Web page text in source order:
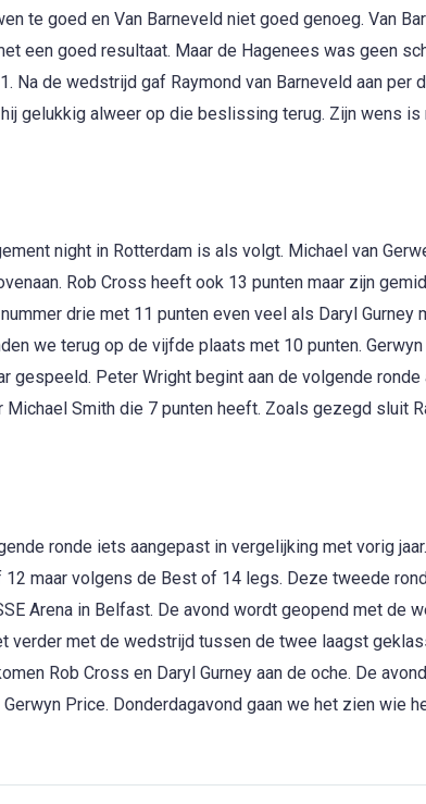
te goed en Van Barneveld niet goed genoeg. Van
een goed resultaat. Maar de Hagenees was geen
Na de wedstrijd gaf Raymond van Barneveld aan per
gelukkig alweer op die beslissing terug. Zijn wens
night in Rotterdam is als volgt. Michael van
Rob Cross heeft ook 13 punten maar zijn
drie met 11 punten even veel als Daryl Gurney
we terug op de vijfde plaats met 10 punten.
gespeeld. Peter Wright begint aan de volgende ronde
Smith die 7 punten heeft. Zoals gezegd sluit
ronde iets aangepast in vergelijking met vorig
maar volgens de Best of 14 legs. Deze tweede
Arena in Belfast. De avond wordt geopend met de
verder met de wedstrijd tussen de twee laagst
Rob Cross en Daryl Gurney aan de oche. De
Price. Donderdagavond gaan we het zien wie